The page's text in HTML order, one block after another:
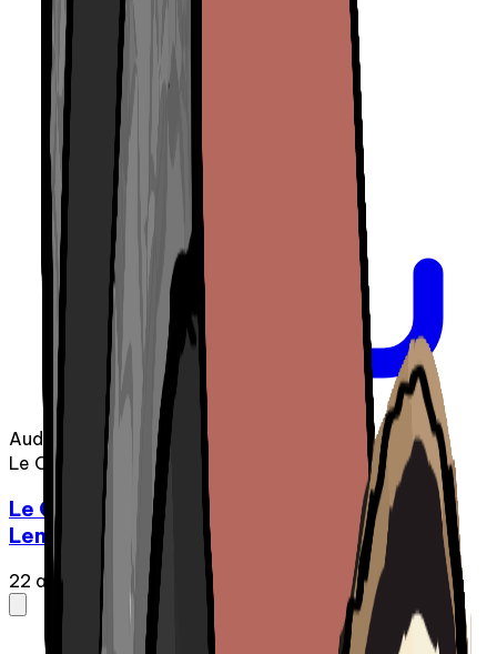
Audio
Le Chic-Zénob
Le Chic-Zénob - Épisode 12 | Catherine
Lemay
22 avr. 2025 47:43